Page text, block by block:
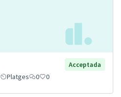
Acceptada
Platges 0 0